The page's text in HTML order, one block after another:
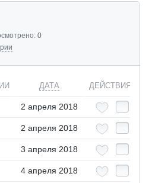
0
ДАТА ДЕЙСТВИЯ
2 апреля 2018
2 апреля 2018
3 апреля 2018
4 апреля 2018